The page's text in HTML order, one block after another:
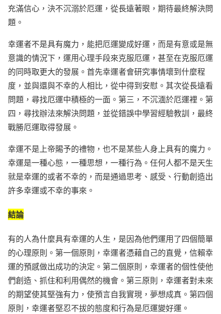
充滿信心，決不沉溺於厄運，從長遠著眼，期待最終解決問
題。
幸運者不是具有魔力，能把厄運變成好運，而是有意或是無
意識的情況下，運用心理手段來克服厄運，甚至在克服厄運
的同時取更大的發展。首先幸運者會研究事情壞到什麼程
度，並與還與不幸的人相比，從中得到安慰。其次從長遠看
問題，尋找厄運中積極的一面。第三，不沉湎於厄運裡。第
四，尋找辦法來解決問題，並從錯誤中學習經驗教訓，最終
戰勝厄運取得發展。
幸運不是上帝賜予的禮物，也不是某些人身上具有的魔力。
幸運是一種心態，一種思想，一種行為。任何人都不是天生
就是幸運的或者不幸的，而是通過思考、感受、行動創造出
許多幸運或不幸的事來。
結論
有的人為什麼具有幸運的人生，是因為他們運用了四個簡單
的心理原則。第一個原則，幸運者憑藉自己的直覺，信賴幸
運的預感做出成功的決定。第二個原則，幸運者的個性使他
們創造、抓住和利用偶然的機會。第三原則，幸運者對未來
的期望使其堅強有力，使預言自我實現，夢想成真。第四個
原則，幸運者堅忍不拔的態度和行為是厄運變好運。